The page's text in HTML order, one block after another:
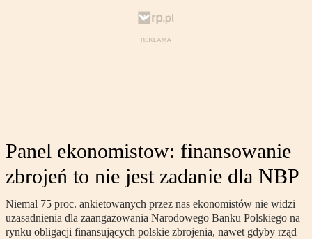
Panel ekonomistow: finansowanie
zbrojeń to nie jest zadanie dla NBP
Niemal 75 proc. ankietowanych przez nas ekonomistów nie widzi
uzasadnienia dla zaangażowania Narodowego Banku Polskiego na
rynku obligacji finansujących polskie zbrojenia, nawet gdyby rząd